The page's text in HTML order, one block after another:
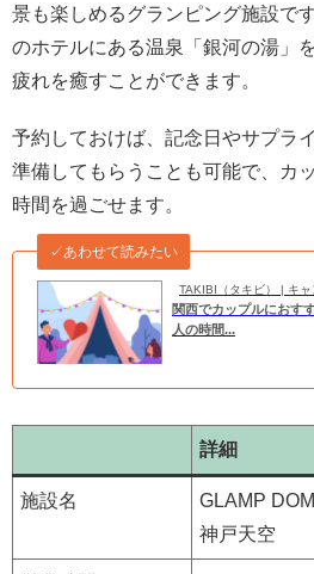
景も楽しめるグランピング施設で
のホテルにある温泉「銀河の湯」
疲れを癒すことができます。
予約しておけば、記念日やサプラ
準備してもらうことも可能で、カ
時間を過ごせます。
TAKIBI（タキビ） | キ
✓あわせて読みたい
関西でカップルにおす
人の時間...
詳細
施設名
GLAMP
神戸天空